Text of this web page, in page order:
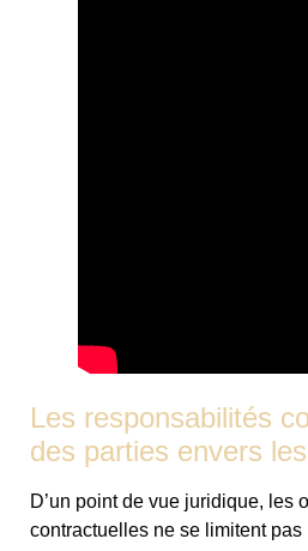
Les responsabilités
des parties envers
D’un point de vue juridique, les
contractuelles ne se limitent